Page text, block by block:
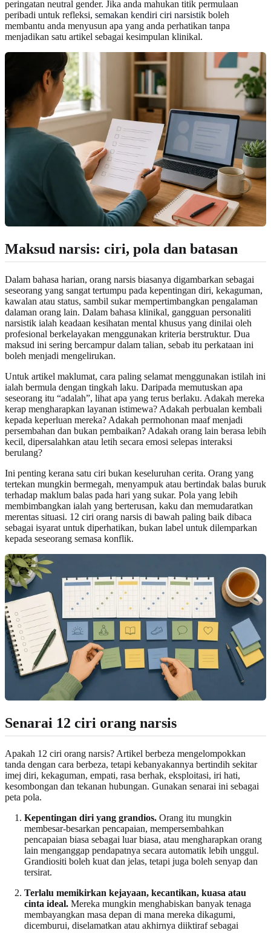
peringatan neutral gender. Jika anda mahukan titik permulaan
peribadi untuk refleksi, semakan kendiri ciri narsistik boleh
membantu anda menyusun apa yang anda perhatikan tanpa
menjadikan satu artikel sebagai kesimpulan klinikal.
Maksud narsis: ciri, pola dan batasan
Dalam bahasa harian, orang narsis biasanya digambarkan sebagai
seseorang yang sangat tertumpu pada kepentingan diri, kekaguman,
kawalan atau status, sambil sukar mempertimbangkan pengalaman
dalaman orang lain. Dalam bahasa klinikal, gangguan personaliti
narsistik ialah keadaan kesihatan mental khusus yang dinilai oleh
profesional berkelayakan menggunakan kriteria berstruktur. Dua
maksud ini sering bercampur dalam talian, sebab itu perkataan ini
boleh menjadi mengelirukan.
Untuk artikel maklumat, cara paling selamat menggunakan istilah ini
ialah bermula dengan tingkah laku. Daripada memutuskan apa
seseorang itu “adalah”, lihat apa yang terus berlaku. Adakah mereka
kerap mengharapkan layanan istimewa? Adakah perbualan kembali
kepada keperluan mereka? Adakah permohonan maaf menjadi
persembahan dan bukan pembaikan? Adakah orang lain berasa lebih
kecil, dipersalahkan atau letih secara emosi selepas interaksi
berulang?
Ini penting kerana satu ciri bukan keseluruhan cerita. Orang yang
tertekan mungkin bermegah, menyampuk atau bertindak balas buruk
terhadap maklum balas pada hari yang sukar. Pola yang lebih
membimbangkan ialah yang berterusan, kaku dan memudaratkan
merentas situasi. 12 ciri orang narsis di bawah paling baik dibaca
sebagai isyarat untuk diperhatikan, bukan label untuk dilemparkan
kepada seseorang semasa konflik.
Senarai 12 ciri orang narsis
Apakah 12 ciri orang narsis? Artikel berbeza mengelompokkan
tanda dengan cara berbeza, tetapi kebanyakannya bertindih sekitar
imej diri, kekaguman, empati, rasa berhak, eksploitasi, iri hati,
kesombongan dan tekanan hubungan. Gunakan senarai ini sebagai
peta pola.
Kepentingan diri yang grandios. Orang itu mungkin
membesar-besarkan pencapaian, mempersembahkan
pencapaian biasa sebagai luar biasa, atau mengharapkan orang
lain menganggap pendapatnya secara automatik lebih unggul.
Grandiositi boleh kuat dan jelas, tetapi juga boleh senyap dan
tersirat.
Terlalu memikirkan kejayaan, kecantikan, kuasa atau
cinta ideal. Mereka mungkin menghabiskan banyak tenaga
membayangkan masa depan di mana mereka dikagumi,
dicemburui, diselamatkan atau akhirnya diiktiraf sebagai